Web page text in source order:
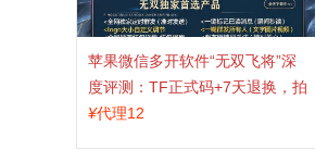
苹果微信多开软件“无双飞将”深
度评测：TF正式码+7天退换，拍
拍卡激活码商城正品保障
¥代理12